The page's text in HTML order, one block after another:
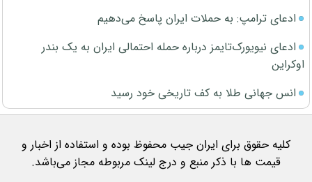
ادعای ترامپ: به حملات ایران پاسخ می‌دهیم
ادعای نیویورک‌تایمز درباره حمله احتمالی ایران به یک بندر
اوکراین
انس جهانی طلا به کف تاریخی خود رسید
کلیه حقوق برای ایران جیب محفوظ بوده و استفاده از اخبار و
قیمت ها با ذکر منبع و درج لینک مربوطه مجاز می‌باشد.